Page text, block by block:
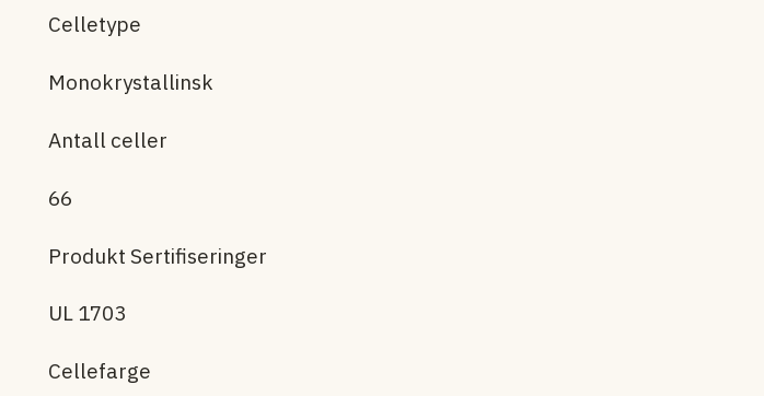
Celletype
Monokrystallinsk
Antall celler
66
Produkt Sertifiseringer
UL 1703
Cellefarge